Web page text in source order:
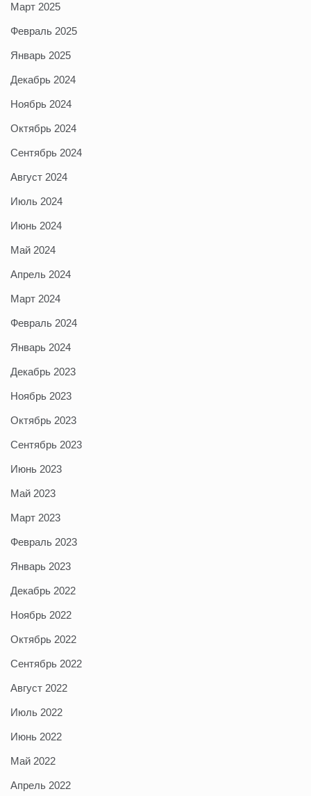
Март 2025
Февраль 2025
Январь 2025
Декабрь 2024
Ноябрь 2024
Октябрь 2024
Сентябрь 2024
Август 2024
Июль 2024
Июнь 2024
Май 2024
Апрель 2024
Март 2024
Февраль 2024
Январь 2024
Декабрь 2023
Ноябрь 2023
Октябрь 2023
Сентябрь 2023
Июнь 2023
Май 2023
Март 2023
Февраль 2023
Январь 2023
Декабрь 2022
Ноябрь 2022
Октябрь 2022
Сентябрь 2022
Август 2022
Июль 2022
Июнь 2022
Май 2022
Апрель 2022